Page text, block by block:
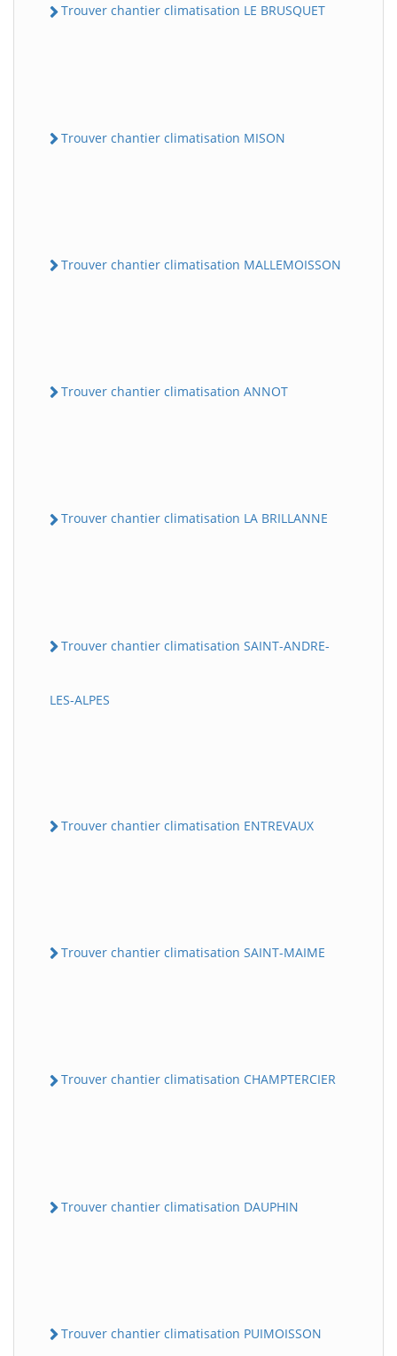
Trouver chantier climatisation LE BRUSQUET
Trouver chantier climatisation MISON
Trouver chantier climatisation MALLEMOISSON
Trouver chantier climatisation ANNOT
Trouver chantier climatisation LA BRILLANNE
Trouver chantier climatisation SAINT-ANDRE-
LES-ALPES
Trouver chantier climatisation ENTREVAUX
Trouver chantier climatisation SAINT-MAIME
Trouver chantier climatisation CHAMPTERCIER
Trouver chantier climatisation DAUPHIN
Trouver chantier climatisation PUIMOISSON